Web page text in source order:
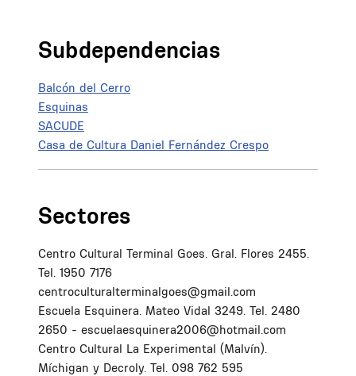
Subdependencias
Balcón del Cerro
Esquinas
SACUDE
Casa de Cultura Daniel Fernández Crespo
Sectores
Centro Cultural Terminal Goes. Gral. Flores 2455.
Tel. 1950 7176
centroculturalterminalgoes@gmail.com
Escuela Esquinera. Mateo Vidal 3249. Tel. 2480
2650 - escuelaesquinera2006@hotmail.com
Centro Cultural La Experimental (Malvín).
Míchigan y Decroly. Tel. 098 762 595